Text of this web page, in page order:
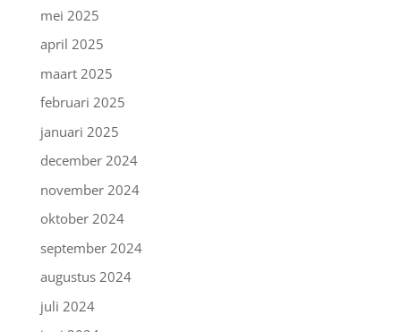
mei 2025
april 2025
maart 2025
februari 2025
januari 2025
december 2024
november 2024
oktober 2024
september 2024
augustus 2024
juli 2024